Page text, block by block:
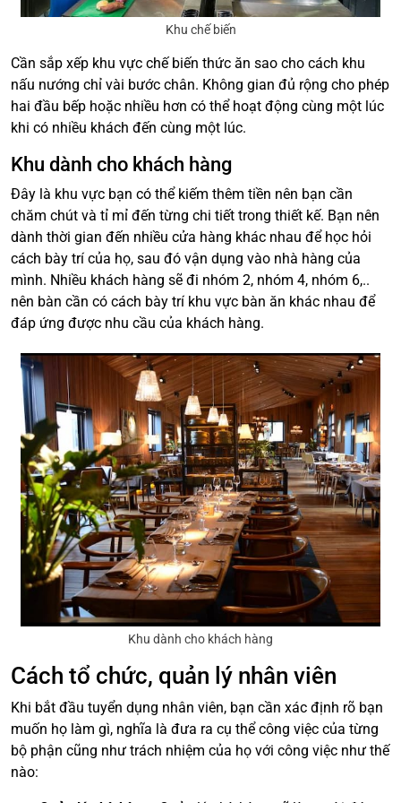
Khu chế biến
Cần sắp xếp khu vực chế biến thức ăn sao cho cách khu
nấu nướng chỉ vài bước chân. Không gian đủ rộng cho phép
hai đầu bếp hoặc nhiều hơn có thể hoạt động cùng một lúc
khi có nhiều khách đến cùng một lúc.
Khu dành cho khách hàng
Đây là khu vực bạn có thể kiếm thêm tiền nên bạn cần
chăm chút và tỉ mỉ đến từng chi tiết trong thiết kế. Bạn nên
dành thời gian đến nhiều cửa hàng khác nhau để học hỏi
cách bày trí của họ, sau đó vận dụng vào nhà hàng của
mình. Nhiều khách hàng sẽ đi nhóm 2, nhóm 4, nhóm 6,..
nên bàn cần có cách bày trí khu vực bàn ăn khác nhau để
đáp ứng được nhu cầu của khách hàng.
Khu dành cho khách hàng
Cách tổ chức, quản lý nhân viên
Khi bắt đầu tuyển dụng nhân viên, bạn cần xác định rõ bạn
muốn họ làm gì, nghĩa là đưa ra cụ thể công việc của từng
bộ phận cũng như trách nhiệm của họ với công việc như thế
nào: